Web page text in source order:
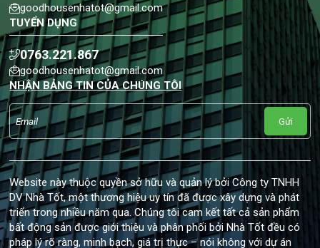
goodhousenhatot@gmail.com
TUYỂN DỤNG
0763.221.867
goodhousenhatot@gmail.com
NHẬN BẢNG TIN CỦA CHÚNG TÔI
Gửi
Website này thuộc quyền sở hữu và quản lý bởi Công ty TNHH
DV Nhà Tốt, một thương hiệu uy tín đã được xây dựng và phát
triển trong nhiều năm qua. Chúng tôi cam kết tất cả sản phẩm
bất động sản được giới thiệu và phân phối bởi Nhà Tốt đều có
pháp lý rõ ràng, minh bạch, giá trị thực – nói không với dự án